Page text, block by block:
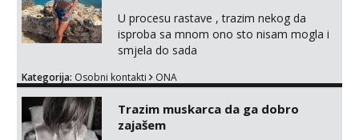
U procesu rastave , trazim nekog da
isproba sa mnom ono sto nisam mogla i
smjela do sada
Kategorija: Osobni kontakti ONA
Trazim muskarca da ga dobro
zajašem